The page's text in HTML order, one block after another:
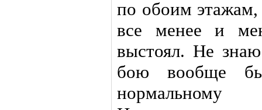
по обоим
все менее и
выстоял. Не
бою вообще
нормальному